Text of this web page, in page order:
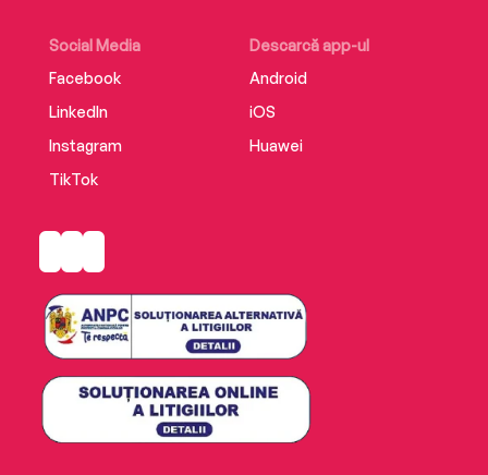
Social Media
Facebook
LinkedIn
Instagram
TikTok
Descarcă app-ul
Android
iOS
Huawei